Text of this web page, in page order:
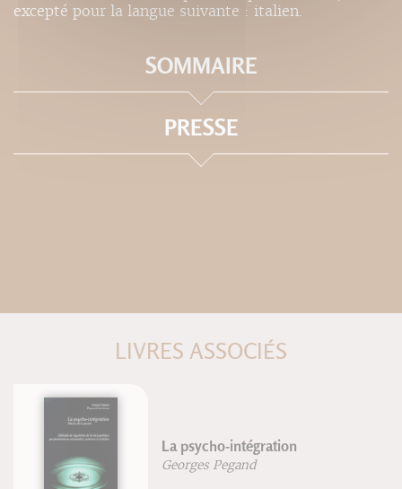
excepté pour la langue suivante : italien.
SOMMAIRE
PRESSE
LIVRES ASSOCIÉS
La psycho-intégration
Georges Pegand